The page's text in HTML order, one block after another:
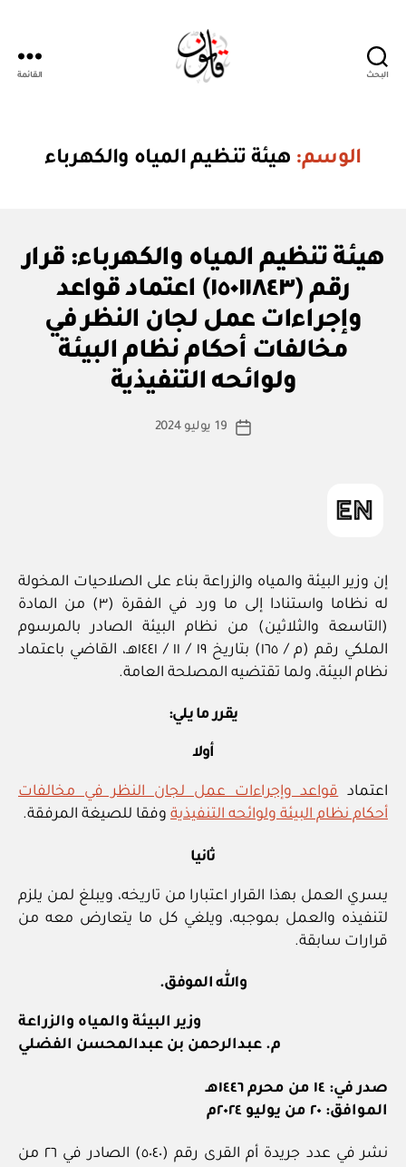
البحث القائمة
الوسم: هيئة تنظيم المياه والكهرباء
التصنيفات
هيئة تنظيم المياه والكهرباء: قرار
رقم (١٥٠١١٨٤٣) اعتماد قواعد
وإجراءات عمل لجان النظر في
مخالفات أحكام نظام البيئة
ولوائحه التنفيذية
كاتب
بو
ا
س
ة
تاريخ
19 يوليو 2024
إن وزير البيئة والمياه والزراعة بناء على الصلاحيات المخولة
له نظاما واستنادا إلى ما ورد في الفقرة (٣) من المادة
(التاسعة والثلاثين) من نظام البيئة الصادر بالمرسوم
الملكي رقم (م / ١٦٥) بتاريخ ١٩ / ١١ / ١٤٤١هـ، القاضي باعتماد
نظام البيئة، ولما تقتضيه المصلحة العامة.
يقرر ما يلي:
أولا
اعتمادقواعد وإجراءات عمل لجان النظر في مخالفات
أحكام نظام البيئة ولوائحه التنفيذية وفقا للصيغة المرفقة.
ثانيا
يسري العمل بهذا القرار اعتبارا من تاريخه، ويبلغ لمن يلزم
لتنفيذه والعمل بموجبه، ويلغي كل ما يتعارض معه من
قرارات سابقة.
والله الموفق.
وزير البيئة والمياه والزراعة
م. عبدالرحمن بن عبدالمحسن الفضلي
صدر في: ١٤ من محرم ١٤٤٦هـ
الموافق: ٢٠ من يوليو ٢٠٢٤م
نشر في عدد جريدة أم القرى رقم (٥٠٤٠) الصادر في ٢٦ من